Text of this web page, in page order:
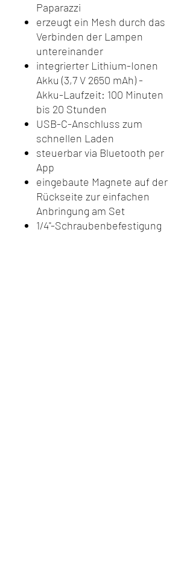
Paparazzi
erzeugt ein Mesh durch das
Verbinden der Lampen
untereinander
integrierter Lithium-Ionen
Akku (3,7 V 2650 mAh) -
Akku-Laufzeit: 100 Minuten
bis 20 Stunden
USB-C-Anschluss zum
schnellen Laden
steuerbar via Bluetooth per
App
eingebaute Magnete auf der
Rückseite zur einfachen
Anbringung am Set
1/4"-Schraubenbefestigung